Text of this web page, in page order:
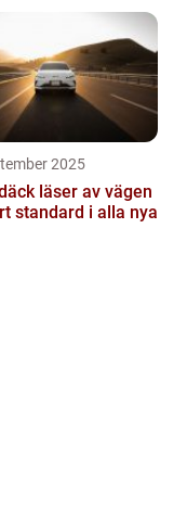
2025
läser av vägen
standard i alla nya